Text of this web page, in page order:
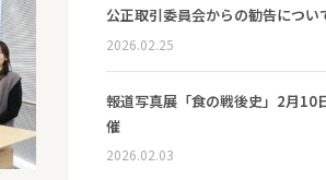
公正取引委員会からの勧告につい
2026.02.25
報道写真展「食の戦後史」2月10
催
2026.02.03